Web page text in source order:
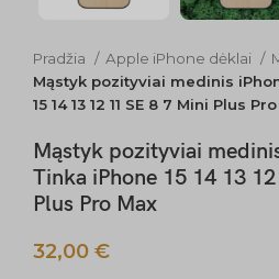
Pradžia Apple iPhone dėklai
Mąstyk pozityviai medinis
15 14 13 12 11 SE 8 7 Mini Plus
Mąstyk pozityviai
Tinka iPhone 15 14 13
Plus Pro Max
32,00 €